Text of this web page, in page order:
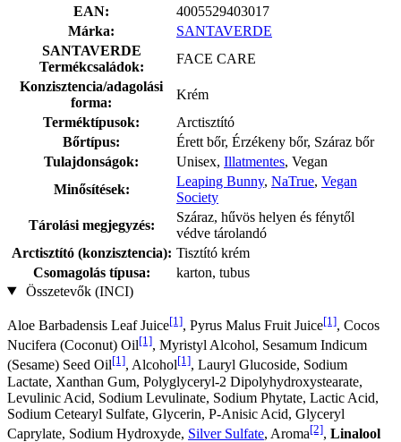
EAN:
4005529403017
Márka:
SANTAVERDE
SANTAVERDE
Termékcsaládok:
FACE CARE
Konzisztencia/adagolási
forma:
Krém
Terméktípusok:
Arctisztító
Bőrtípus:
Érett bőr, Érzékeny bőr, Száraz bőr
Tulajdonságok:
Unisex, Illatmentes, Vegan
Minősítések:
Leaping Bunny, NaTrue, Vegan
Society
Tárolási megjegyzés:
Száraz, hűvös helyen és fénytől
védve tárolandó
Arctisztító (konzisztencia): Tisztító krém
Csomagolás típusa:
karton, tubus
Összetevők (INCI)
Aloe Barbadensis Leaf Juice[1], Pyrus Malus Fruit Juice[1], Cocos
Nucifera (Coconut) Oil[1], Myristyl Alcohol, Sesamum Indicum
(Sesame) Seed Oil[1], Alcohol[1], Lauryl Glucoside, Sodium
Lactate, Xanthan Gum, Polyglyceryl-2 Dipolyhydroxystearate,
Levulinic Acid, Sodium Levulinate, Sodium Phytate, Lactic Acid,
Sodium Cetearyl Sulfate, Glycerin, P-Anisic Acid, Glyceryl
Caprylate, Sodium Hydroxyde, Silver Sulfate, Aroma[2], Linalool